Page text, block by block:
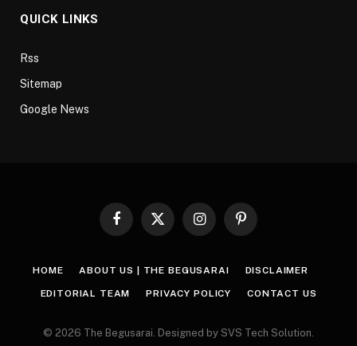
QUICK LINKS
Rss
Sitemap
Google News
Facebook
X
InstagramPinterest
HOME ABOUT US | THE BEGUSARAI DISCLAIMER
EDITORIAL TEAM PRIVACY POLICY CONTACT US
© 2026 The Begusarai. Designed by SVS Tech Solution.